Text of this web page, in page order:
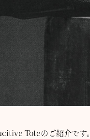
Toteのご紹介です。